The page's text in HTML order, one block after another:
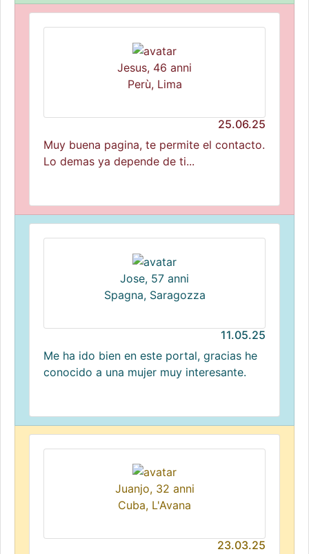
Jesus, 46 anni
Perù, Lima
25.06.25
Muy buena pagina, te permite el contacto.
Lo demas ya depende de ti...
Jose, 57 anni
Spagna, Saragozza
11.05.25
Me ha ido bien en este portal, gracias he
conocido a una mujer muy interesante.
Juanjo, 32 anni
Cuba, L'Avana
23.03.25